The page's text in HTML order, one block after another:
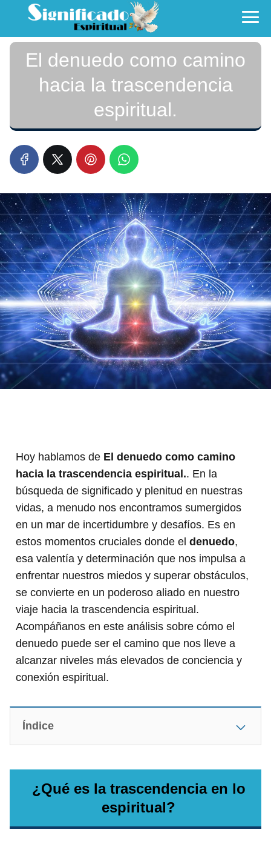
El denuedo como camino
hacia la trascendencia
espiritual.
Hoy hablamos de El denuedo como camino
hacia la trascendencia espiritual.. En la
búsqueda de significado y plenitud en nuestras
vidas, a menudo nos encontramos sumergidos
en un mar de incertidumbre y desafíos. Es en
estos momentos cruciales donde el denuedo,
esa valentía y determinación que nos impulsa a
enfrentar nuestros miedos y superar obstáculos,
se convierte en un poderoso aliado en nuestro
viaje hacia la trascendencia espiritual.
Acompáñanos en este análisis sobre cómo el
denuedo puede ser el camino que nos lleve a
alcanzar niveles más elevados de conciencia y
conexión espiritual.
Índice
¿Qué es la trascendencia en lo
espiritual?